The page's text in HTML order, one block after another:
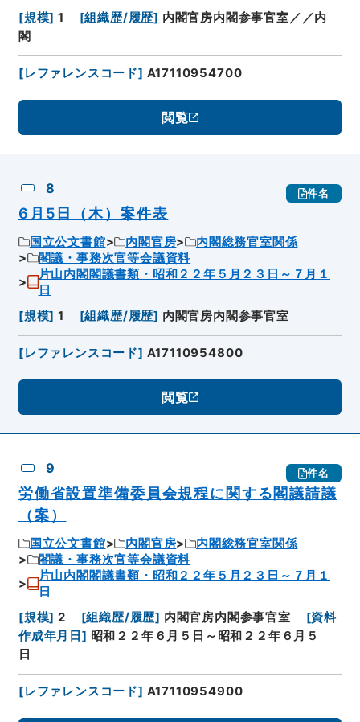
[規模] 1 [組織歴/履歴] 内閣官房内閣参事官室／／内
閣
[レファレンスコード] A17110954700
閲覧
8 件名
6月5日（木）案件表
国立公文書館 内閣官房
内閣総務官室関係
閣議・事務次官等会議資料
片山内閣閣議書類・昭和２２年５月２３日～７月１
日
[規模] 1 [組織歴/履歴] 内閣官房内閣参事官室
[レファレンスコード] A17110954800
閲覧
9 件名
労働省設置準備委員会規程に関する閣議請議
（案）
国立公文書館 内閣官房
内閣総務官室関係
閣議・事務次官等会議資料
片山内閣閣議書類・昭和２２年５月２３日～７月１
日
[規模] 2 [組織歴/履歴] 内閣官房内閣参事官室 [資料
作成年月日 ] 昭和２２年６月５日～昭和２２年６月５
日
[レファレンスコード] A17110954900